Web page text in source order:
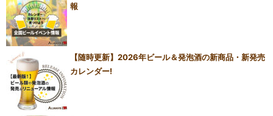
報
【随時更新】2026年ビール＆発泡酒の新商品・新発売
カレンダー!